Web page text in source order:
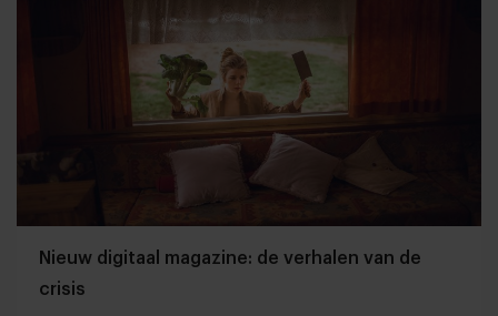
Nieuw digitaal magazine: de verhalen van de
crisis